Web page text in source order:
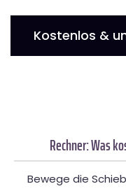
Kostenlos &
Rechner: Was
Bewege die